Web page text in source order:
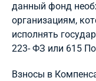
данный фонд
организациям,
исполнять
223- ФЗ или 615
Взносы в